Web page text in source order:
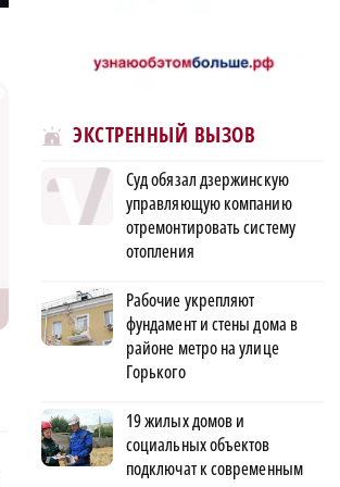
ЭКСТРЕННЫЙ ВЫЗОВ
Суд обязал дзержинскую
управляющую компанию
отремонтировать систему
отопления
Рабочие укрепляют
фундамент и стены дома в
районе метро на улице
Горького
19 жилых домов и
социальных объектов
подключат к современным